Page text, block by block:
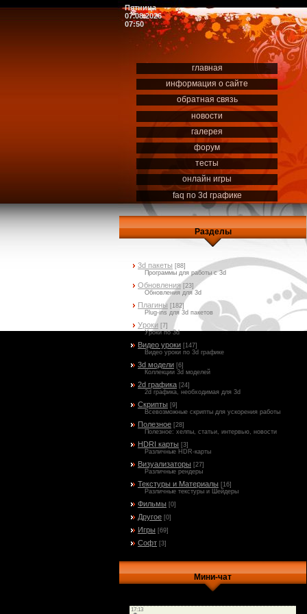
Пятница
07.08.2026
07:50
главная
информация о сайте
обратная связь
новости
галерея
форум
тесты
онлайн игры
faq по 3d графике
Разделы
3d пакеты [88]
Программы для работы с 3d
Обновления [23]
Обновления для 3d
Плагины [182]
Plug-ins для 3d пакетов
Уроки [7]
Уроки по 3d
Видео уроки [147]
Видео уроки по 3d графике
3d модели [6]
Коллекции 3d моделей
2d графика [24]
2d графика, необходимая для 3d
Скрипты [9]
Всевозможные скрипты для ускорения работы
Полезное [28]
Полезное: хелпы, статьи, интервью, новости
HDRI карты [3]
Различные HDR-карты
Визуализаторы [27]
Различные рендеры
Текстуры и Материалы [16]
Различные текстуры и Шейдеры
Фильмы [0]
Другое [0]
Игры [69]
Софт [3]
Мини-чат